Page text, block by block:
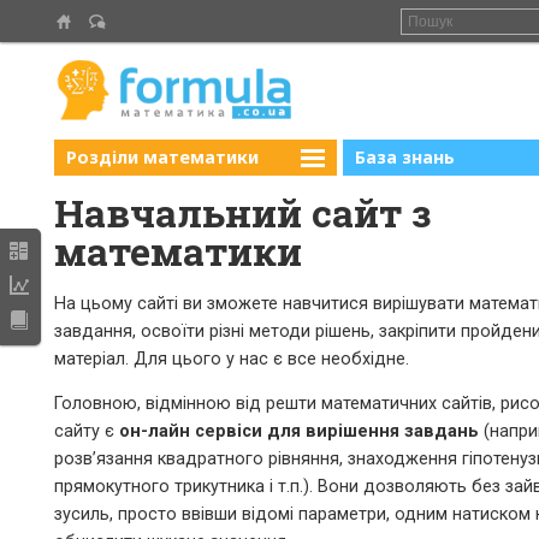
Розділи математики База знань
Навчальний сайт з
математики
На цьому сайті ви зможете навчитися вирішувати
завдання, освоїти різні методи рішень, закріпити
матеріал. Для цього у нас є все необхідне.
Головною, відмінною від решти математичних сайтів,
сайту є он-лайн сервіси для вирішення завдань
розв’язання квадратного рівняння, знаходження
прямокутного трикутника і т.п.). Вони дозволяють без
зусиль, просто ввівши відомі параметри, одним натиском